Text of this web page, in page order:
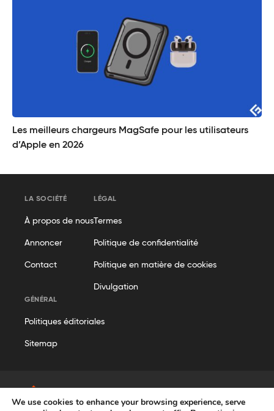
Les meilleurs chargeurs MagSafe pour les utilisateurs
d’Apple en 2026
LA SOCIÉTÉ
À propos de nous
Annoncer
Contact
LÉGAL
Termes
Politique de confidentialité
Politique en matière de cookies
Divulgation
GÉNÉRAL
Politiques éditoriales
Sitemap
© Geekflare
We use cookies to enhance your browsing experience, serve